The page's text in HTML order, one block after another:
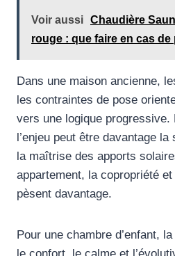
Voir aussi Chaudière
rouge : que faire en cas de
Dans une maison ancienne,
les contraintes de pose
vers une logique progressive.
l’enjeu peut être davantage
la maîtrise des apports
appartement, la copropriété
pèsent davantage.
Pour une chambre d’enfant,